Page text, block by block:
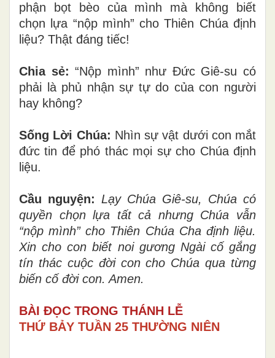
phận bọt bèo của mình mà không biết
chọn lựa “nộp mình” cho Thiên Chúa định
liệu? Thật đáng tiếc!
Chia sẻ: “Nộp mình” như Đức Giê-su có
phải là phủ nhận sự tự do của con người
hay không?
Sống Lời Chúa: Nhìn sự vật dưới con mắt
đức tin để phó thác mọi sự cho Chúa định
liệu.
Cầu nguyện: Lạy Chúa Giê-su, Chúa có
quyền chọn lựa tất cả nhưng Chúa vẫn
“nộp mình” cho Thiên Chúa Cha định liệu.
Xin cho con biết noi gương Ngài cố gắng
tín thác cuộc đời con cho Chúa qua từng
biến cố đời con. Amen.
BÀI ĐỌC TRONG THÁNH LỄ
THỨ BẢY TUẦN 25 THƯỜNG NIÊN